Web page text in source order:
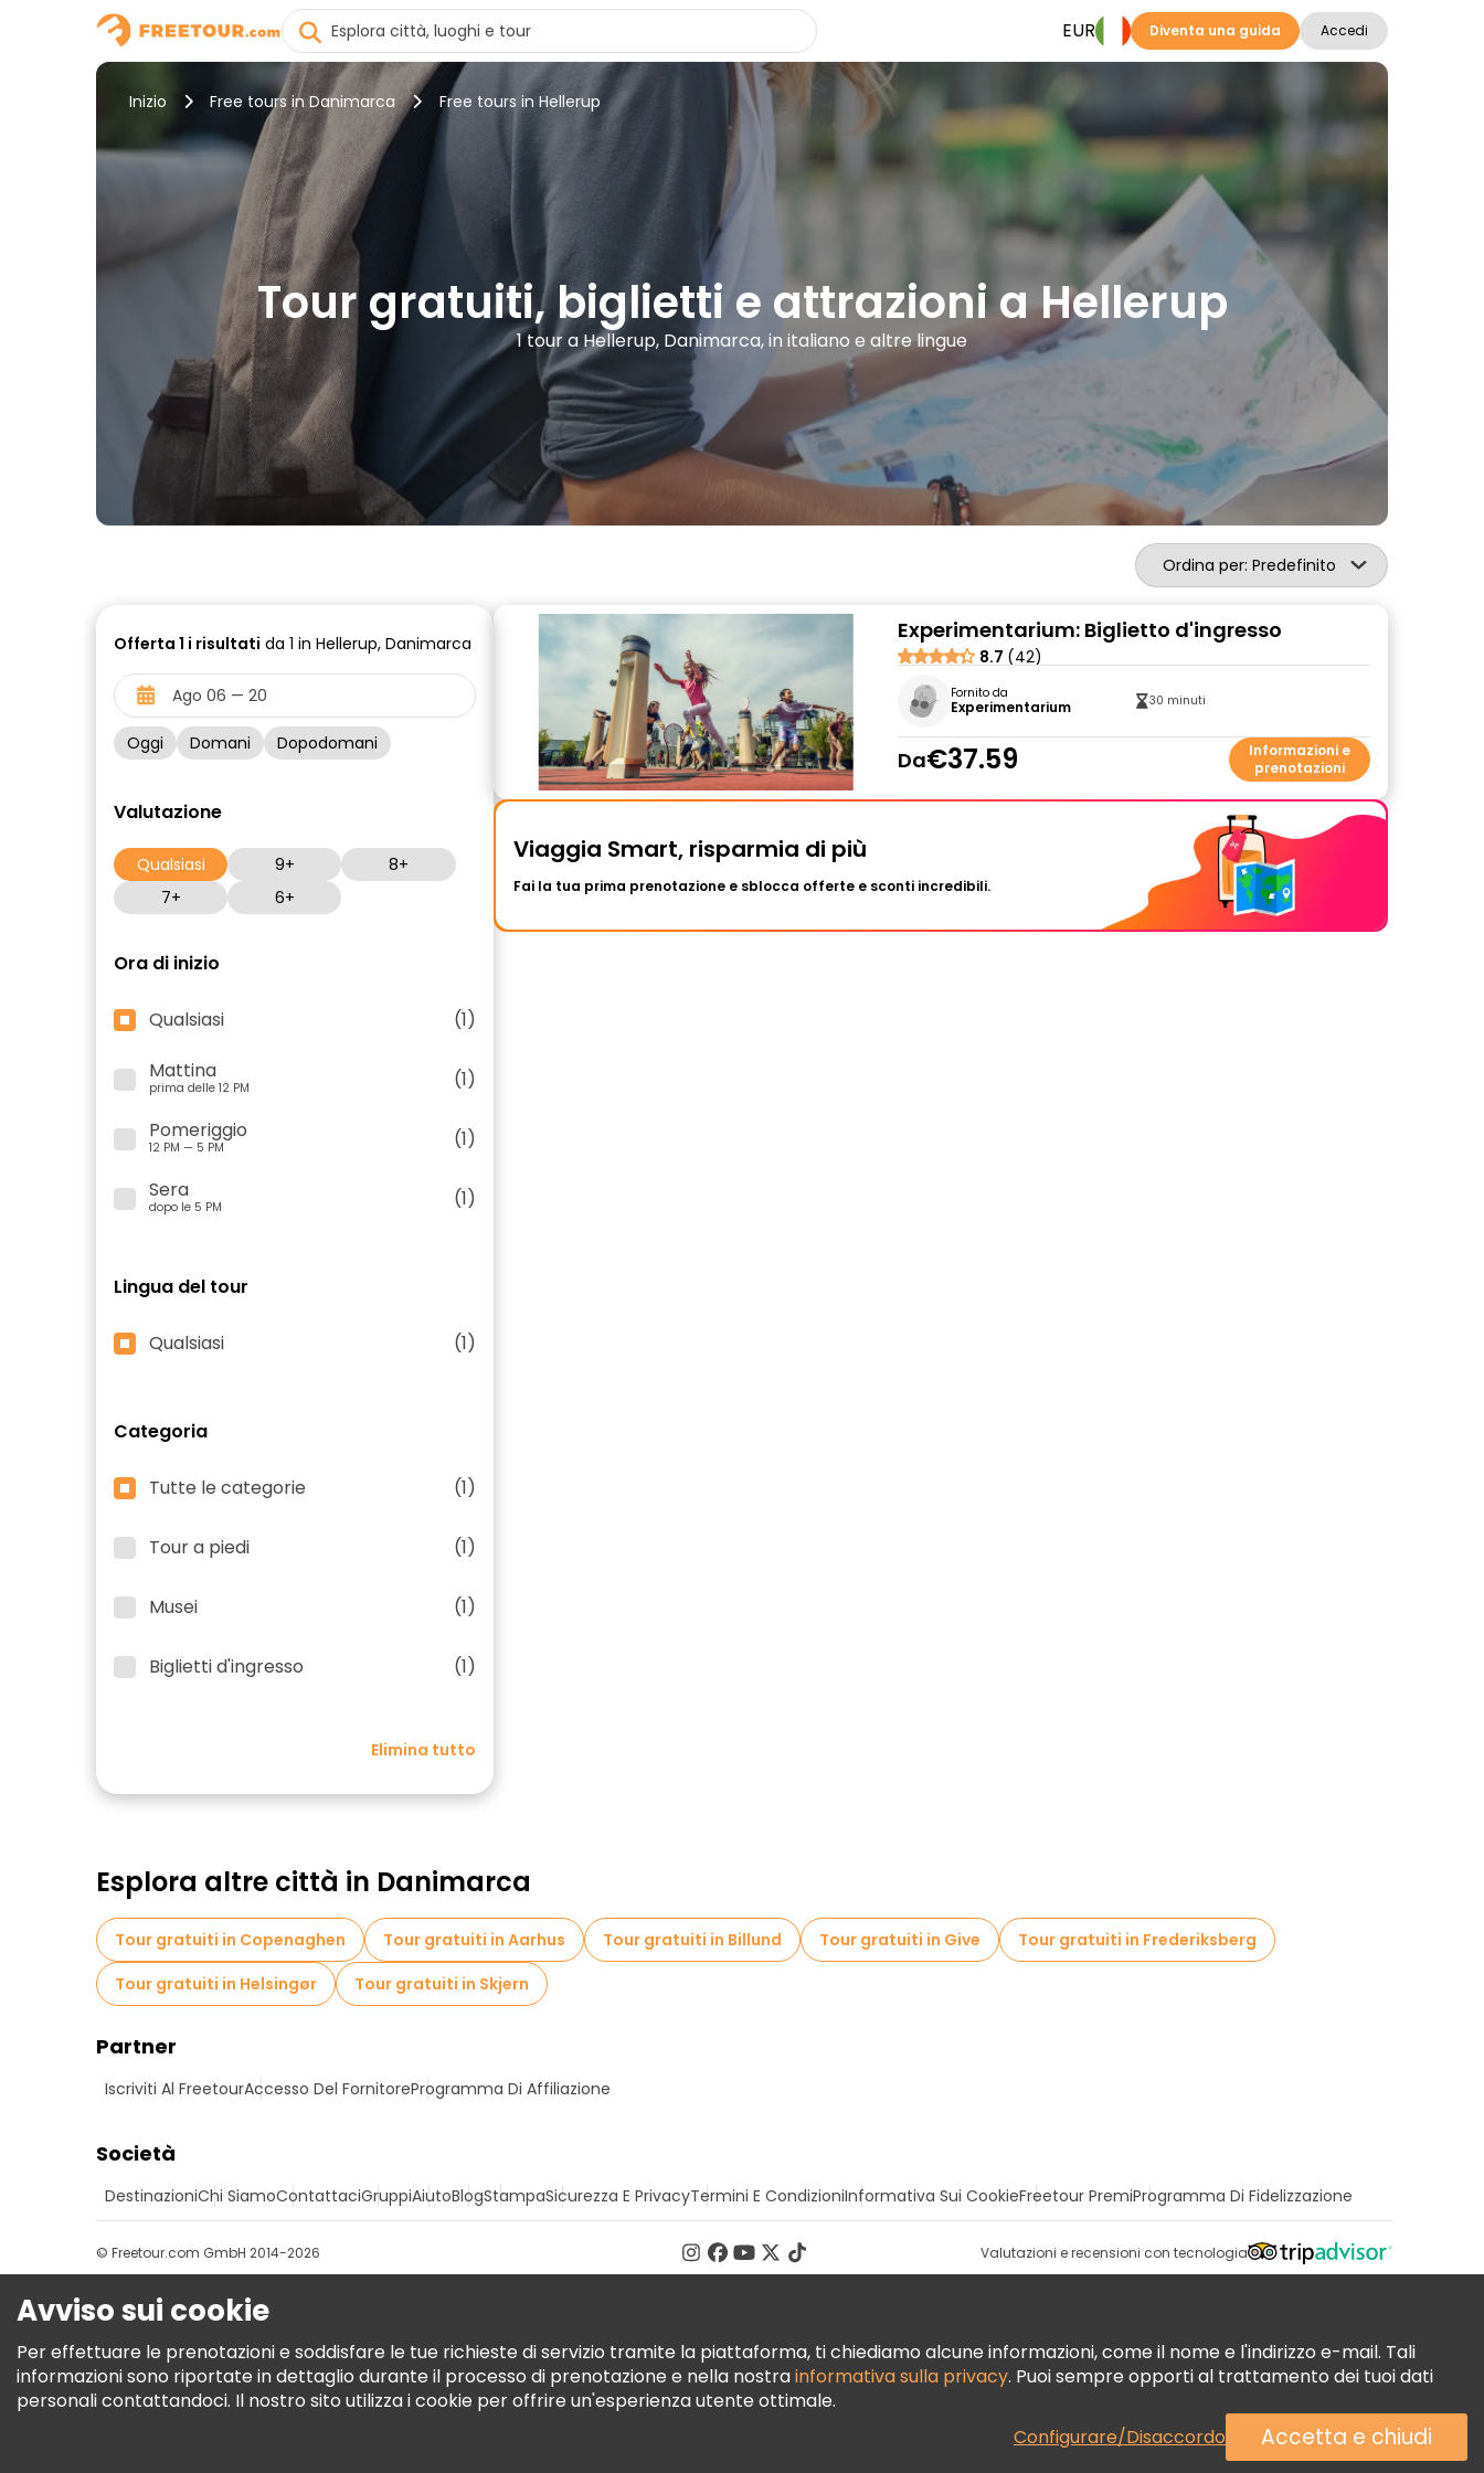
EUR Diventa una guida Accedi
Inizio Free tours in Danimarca Free tours in Hellerup
Tour gratuiti, biglietti e attrazioni a Hellerup
1 tour a Hellerup, Danimarca, in italiano e altre lingue
Ordina per: Predefinito
Offerta 1 i risultati da 1 in Hellerup, Danimarca
Oggi Domani Dopodomani
Valutazione
Qualsiasi 9+
8+
7+
6+
Ora di inizio
Qualsiasi
(1)
Mattina
prima delle 12 PM
(1)
Pomeriggio
12 PM — 5 PM
(1)
Sera
dopo le 5 PM (1)
Lingua del tour
Qualsiasi (1)
Categoria
Tutte le categorie (1)
Tour a piedi (1)
Musei (1)
Biglietti d'ingresso (1)
Elimina tutto
Experimentarium: Biglietto d'ingresso
8.7 (42)
Fornito da
Experimentarium 30 minuti
Da€37.59
Informazioni e
prenotazioni
Viaggia Smart, risparmia di più
Fai la tua prima prenotazione e sblocca offerte e sconti incredibili.
Esplora altre città in Danimarca
Tour gratuiti in Copenaghen Tour gratuiti in Aarhus Tour gratuiti in Billund Tour gratuiti in Give
Tour gratuiti in Frederiksberg
Tour gratuiti in Helsingør
Tour gratuiti in Skjern
Partner
Iscriviti Al FreetourAccesso Del FornitoreProgramma Di Affiliazione
Società
DestinazioniChi SiamoContattaciGruppiAiutoBlogStampaSicurezza E PrivacyTermini E CondizioniInformativa Sui CookieFreetour PremiProgramma Di Fidelizzazione
Valutazioni e recensioni con tecnologia
© Freetour.com GmbH 2014-2026
Avviso sui cookie
Per effettuare le prenotazioni e soddisfare le tue richieste di servizio tramite la piattaforma, ti chiediamo alcune informazioni, come il nome e l'indirizzo e-mail. Tali
informazioni sono riportate in dettaglio durante il processo di prenotazione e nella nostrainformativa sulla privacy. Puoi sempre opporti al trattamento dei tuoi dati
personali contattandoci. Il nostro sito utilizza i cookie per offrire un'esperienza utente ottimale.
Configurare/Disaccordo
Accetta e chiudi